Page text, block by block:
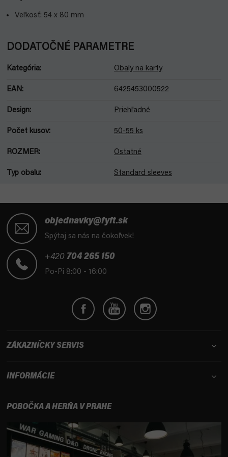
Veľkosť: 54 x 80 mm
DODATOČNÉ PARAMETRE
Kategória: Obaly na karty
EAN: 6425453000522
Design: Priehľadné
Počet kusov: 50-55 ks
ROZMER: Ostatné
Typ obalu: Standard sleeves
objednavky@fyft.sk
Spýtaj sa nás na čokoľvek!
+420 704 265 150
Po-Pi 8:00 - 16:00
ZÁKAZNÍCKY SERVIS
INFORMÁCIE
POBOČKA A HERŇA V PRAHE